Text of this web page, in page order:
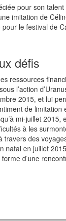
pour son talent
imitation de
le festival de
défis
ressources
l’action
2015, et lui
de limitation
mi-juillet 2015,
à les
des
natal en juillet
d’une